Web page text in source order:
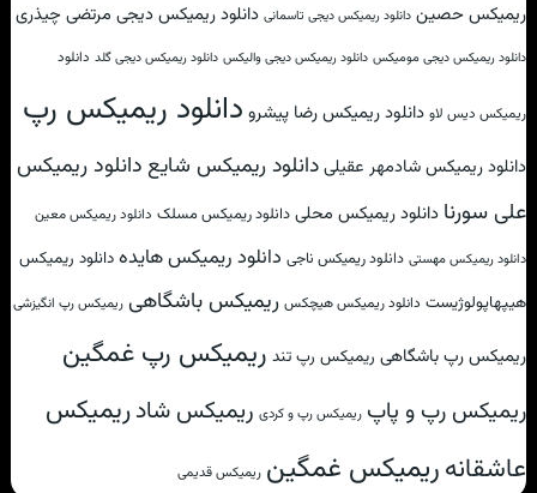
ریمیکس حصین دانلود ریمیکس دیجی تاسمانی دانلود ریمیکس دیجی مرتضی چیذری
دانلود ریمیکس دیجی مومیکس دانلود ریمیکس دیجی والیکس دانلود ریمیکس دیجی گلد دانلود
ریمیکس دیس لاو دانلود ریمیکس رضا پیشرو دانلود ریمیکس رپ
دانلود ریمیکس شادمهر عقیلیدانلود ریمیکس شایعدانلود ریمیکس
علی سورنا دانلود ریمیکس محلی دانلود ریمیکس مسلک دانلود ریمیکس معین
دانلود ریمیکس مهستی دانلود ریمیکس ناجی دانلود ریمیکس هایدهدانلود ریمیکس
هیپهاپولوژیست دانلود ریمیکس هیچکس ریمیکس باشگاهی ریمیکس رپ انگیزشی
ریمیکس رپ باشگاهی ریمیکس رپ تند ریمیکس رپ غمگین
ریمیکس رپ و پاپ ریمیکس رپ و کردی ریمیکس شادریمیکس
عاشقانهریمیکس غمگین ریمیکس قدیمی